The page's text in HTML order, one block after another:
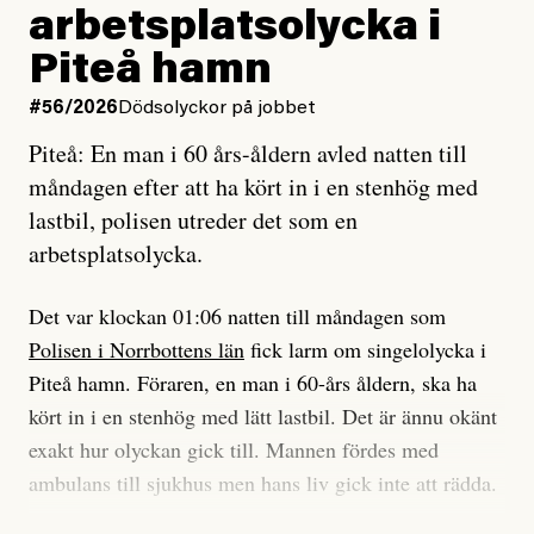
enligt uråldrig metod
och lade min sista ungdom
på att laga en gammal bod.
Jag sökte ljuset och meningen,
efter det som var rent, rätt och sant,
och aldrig såg jag det klarare än
när jag ombord på bussen hjälpte en tant.
#23/2026Intervjun
Jesper Lundby: ”Livet i sig
är ganska politiskt”
arbetsplatsolycka i
Piteå hamn
#56/2026 Dödsolyckor på jobbet
Piteå: En man i 60 års-åldern avled natten till
måndagen efter att ha kört in i en stenhög med
lastbil, polisen utreder det som en
arbetsplatsolycka.
Det var klockan 01:06 natten till måndagen som
Polisen i Norrbottens län fick larm om singelolycka i
Piteå hamn. Föraren, en man i 60-års åldern, ska ha
kört in i en stenhög med lätt lastbil. Det är ännu okänt
exakt hur olyckan gick till. Mannen fördes med
ambulans till sjukhus men hans liv gick inte att rädda.